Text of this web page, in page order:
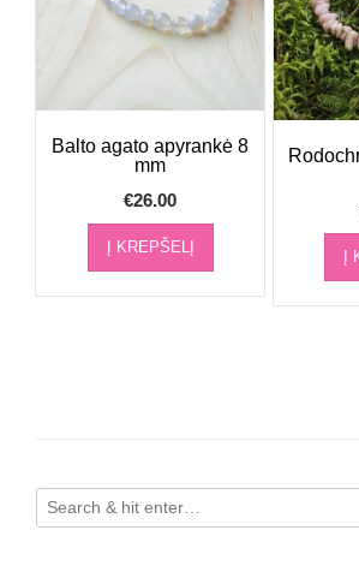
Balto agato apyrankė 8
mm
€26.00
Į KREPŠELĮ